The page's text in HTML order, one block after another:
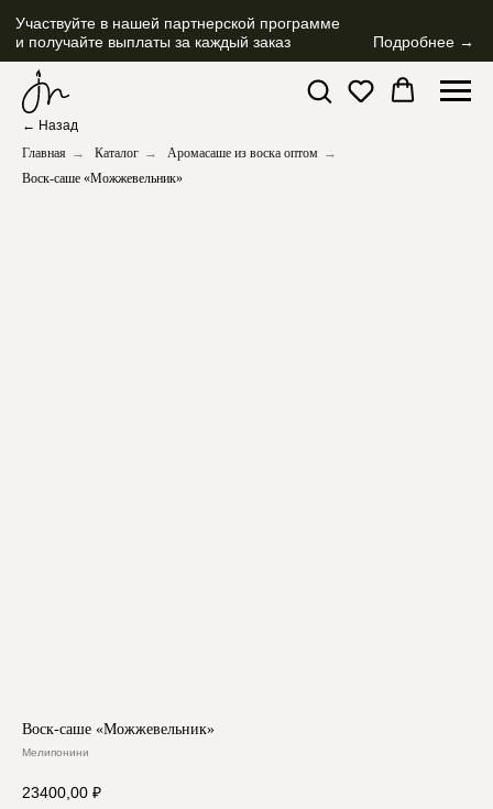
Участвуйте в нашей партнерской программе
и получайте выплаты за каждый заказ Подробнее →
← Назад
Главная → Каталог → Аромасаше из воска оптом →
Воск-саше «Можжевельник»
Воск-саше «Можжевельник»
Мелипонини
23400,00 ₽